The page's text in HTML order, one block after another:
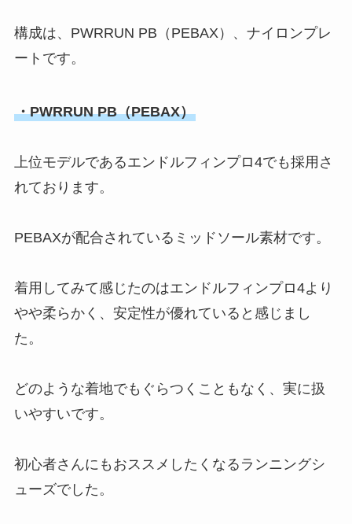
構成は、PWRRUN PB（PEBAX）、ナイロンプレ
ートです。
・PWRRUN PB（PEBAX）
上位モデルであるエンドルフィンプロ4でも採用さ
れております。
PEBAXが配合されているミッドソール素材です。
着用してみて感じたのはエンドルフィンプロ4より
やや柔らかく、安定性が優れていると感じまし
た。
どのような着地でもぐらつくこともなく、実に扱
いやすいです。
初心者さんにもおススメしたくなるランニングシ
ューズでした。